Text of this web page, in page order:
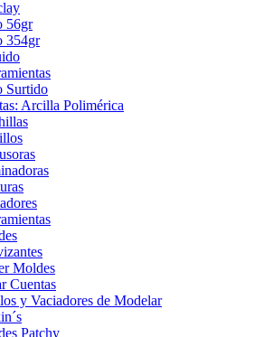
56gr
354gr
Surtido
Arcilla Polimérica
Moldes
Cuentas
y Vaciadores de Modelar
Patchy